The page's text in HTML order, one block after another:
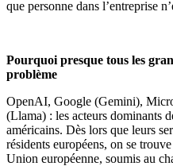
que personne dans l’entreprise
Pourquoi presque tous les
problème
OpenAI, Google (Gemini),
(Llama) : les acteurs dominants
américains. Dès lors que leurs
résidents européens, on se
Union européenne, soumis au